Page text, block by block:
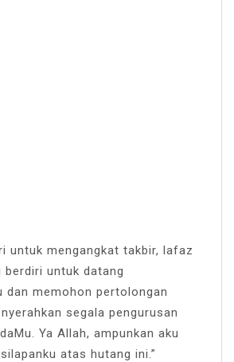
untuk mengangkat takbir, lafaz
berdiri untuk datang
dan memohon pertolongan
segala pengurusan
Ya Allah, ampunkan aku
atas hutang ini.”